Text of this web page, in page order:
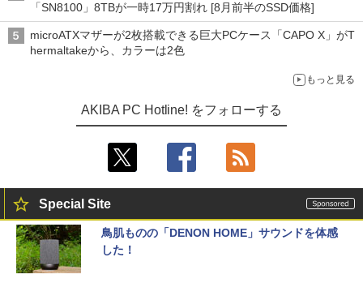
「SN8100」8TBが一時17万円割れ [8月前半のSSD価格]
microATXマザーが2枚搭載できる巨大PCケース「CAPO X」がT
hermaltakeから、カラーは2色
もっと見る
AKIBA PC Hotline! をフォローする
Special Site
鳥肌ものの「DENON HOME」サウンドを体感
した！